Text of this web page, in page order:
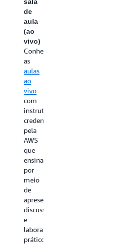
de
aula
(ao
vivo)
Conheça
as
aulas
ao
vivo
com
instrutores
credenciados
pela
AWS
que
ensinam
por
meio
de
apresentações,
discussões
e
laboratórios
práticos.